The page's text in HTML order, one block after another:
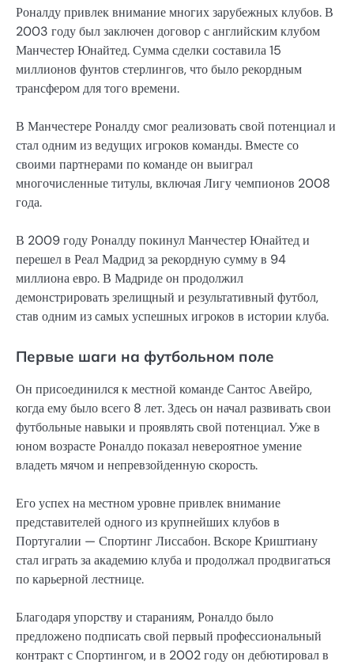
Роналду привлек внимание многих зарубежных клубов. В
2003 году был заключен договор с английским клубом
Манчестер Юнайтед. Сумма сделки составила 15
миллионов фунтов стерлингов, что было рекордным
трансфером для того времени.
В Манчестере Роналду смог реализовать свой потенциал и
стал одним из ведущих игроков команды. Вместе со
своими партнерами по команде он выиграл
многочисленные титулы, включая Лигу чемпионов 2008
года.
В 2009 году Роналду покинул Манчестер Юнайтед и
перешел в Реал Мадрид за рекордную сумму в 94
миллиона евро. В Мадриде он продолжил
демонстрировать зрелищный и результативный футбол,
став одним из самых успешных игроков в истории клуба.
Первые шаги на футбольном поле
Он присоединился к местной команде Сантос Авейро,
когда ему было всего 8 лет. Здесь он начал развивать свои
футбольные навыки и проявлять свой потенциал. Уже в
юном возрасте Роналдо показал невероятное умение
владеть мячом и непревзойденную скорость.
Его успех на местном уровне привлек внимание
представителей одного из крупнейших клубов в
Португалии — Спортинг Лиссабон. Вскоре Криштиану
стал играть за академию клуба и продолжал продвигаться
по карьерной лестнице.
Благодаря упорству и стараниям, Роналдо было
предложено подписать свой первый профессиональный
контракт с Спортингом, и в 2002 году он дебютировал в